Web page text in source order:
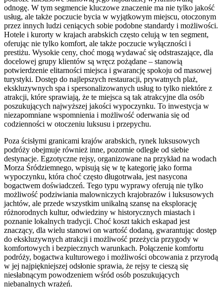
odnogę. W tym segmencie kluczowe znaczenie ma nie tylko jakość
usług, ale także poczucie bycia w wyjątkowym miejscu, otoczonym
przez innych ludzi ceniących sobie podobne standardy i możliwości.
Hotele i kurorty w krajach arabskich często celują w ten segment,
oferując nie tylko komfort, ale także poczucie wyłączności i
prestiżu. Wysokie ceny, choć mogą wydawać się odstraszające, dla
docelowej grupy klientów są wręcz pożądane – stanowią
potwierdzenie elitarności miejsca i gwarancję spokoju od masowej
turystyki. Dostęp do najlepszych restauracji, prywatnych plaż,
ekskluzywnych spa i spersonalizowanych usług to tylko niektóre z
atrakcji, które sprawiają, że te miejsca są tak atrakcyjne dla osób
poszukujących najwyższej jakości wypoczynku. To inwestycja w
niezapomniane wspomnienia i możliwość oderwania się od
codzienności w otoczeniu luksusu i przepychu.
Poza ścisłymi granicami krajów arabskich, rynek luksusowych
podróży obejmuje również inne, pozornie odległe od siebie
destynacje. Egzotyczne rejsy, organizowane na przykład na wodach
Morza Śródziemnego, wpisują się w tę kategorię jako forma
wypoczynku, która choć często długotrwała, jest nasycona
bogactwem doświadczeń. Tego typu wyprawy oferują nie tylko
możliwość podziwiania malowniczych krajobrazów i luksusowych
jachtów, ale przede wszystkim unikalną szansę na eksplorację
różnorodnych kultur, odwiedziny w historycznych miastach i
poznanie lokalnych tradycji. Choć koszt takich eskapad jest
znaczący, dla wielu stanowi on wartość dodaną, gwarantując dostęp
do ekskluzywnych atrakcji i możliwość przeżycia przygody w
komfortowych i bezpiecznych warunkach. Połączenie komfortu
podróży, bogactwa kulturowego i możliwości obcowania z przyrodą
w jej najpiękniejszej odsłonie sprawia, że rejsy te cieszą się
niesłabnącym powodzeniem wśród osób poszukujących
niebanalnych wrażeń.